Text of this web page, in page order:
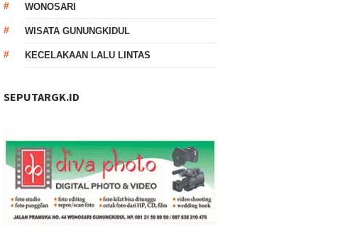
WONOSARI
WISATA GUNUNGKIDUL
KECELAKAAN LALU LINTAS
SEPUTARGK.ID